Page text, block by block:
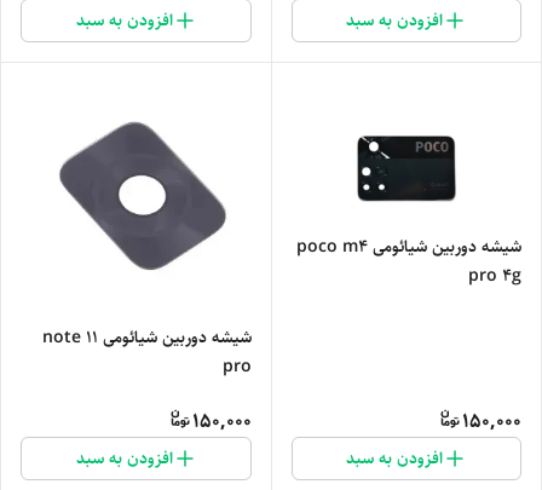
افزودن به سبد افزودن به سبد
شیشه دوربین شیائومی poco m4
pro 4g
150,000
افزودن به سبد
شیشه دوربین شیائومی note 11
pro
150,000
افزودن به سبد